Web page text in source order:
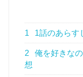
1 1話のあらす
2
俺を好きな
想